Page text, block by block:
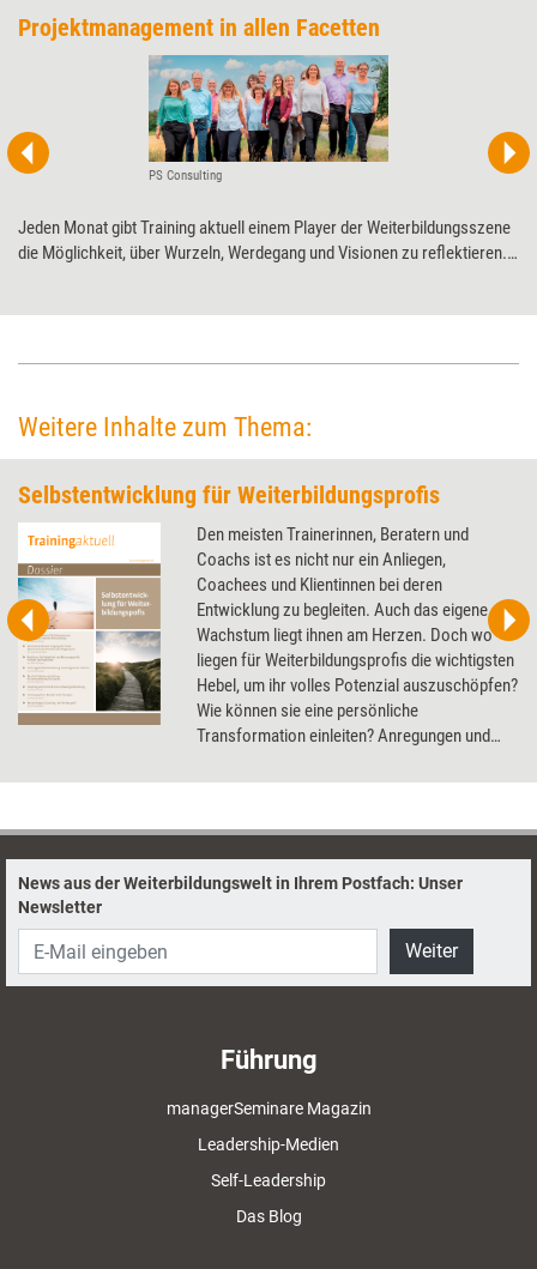
Projektmanagement in allen Facetten
PS Consulting
Jeden Monat gibt Training aktuell einem Player der Weiterbildungsszene
die Möglichkeit, über Wurzeln, Werdegang und Visionen zu ­reflektieren.
Weitere Inhalte zum Thema:
Selbstentwicklung für Weiterbildungsprofis
Den meisten Trainerinnen, Beratern und
Coachs ist es nicht nur ein Anliegen,
Coachees und Klientinnen bei deren
Entwicklung zu begleiten. Auch das eigene
Wachstum liegt ihnen am Herzen. Doch wo
liegen für Weiterbildungsprofis die wichtigsten
Hebel, um ihr volles Potenzial auszuschöpfen?
Wie können sie eine persönliche
Transformation einleiten? Anregungen und
News aus der Weiterbildungswelt in Ihrem Postfach: Unser
Newsletter
Weiter
Führung
managerSeminare Magazin
Leadership-Medien
Self-Leadership
Das Blog